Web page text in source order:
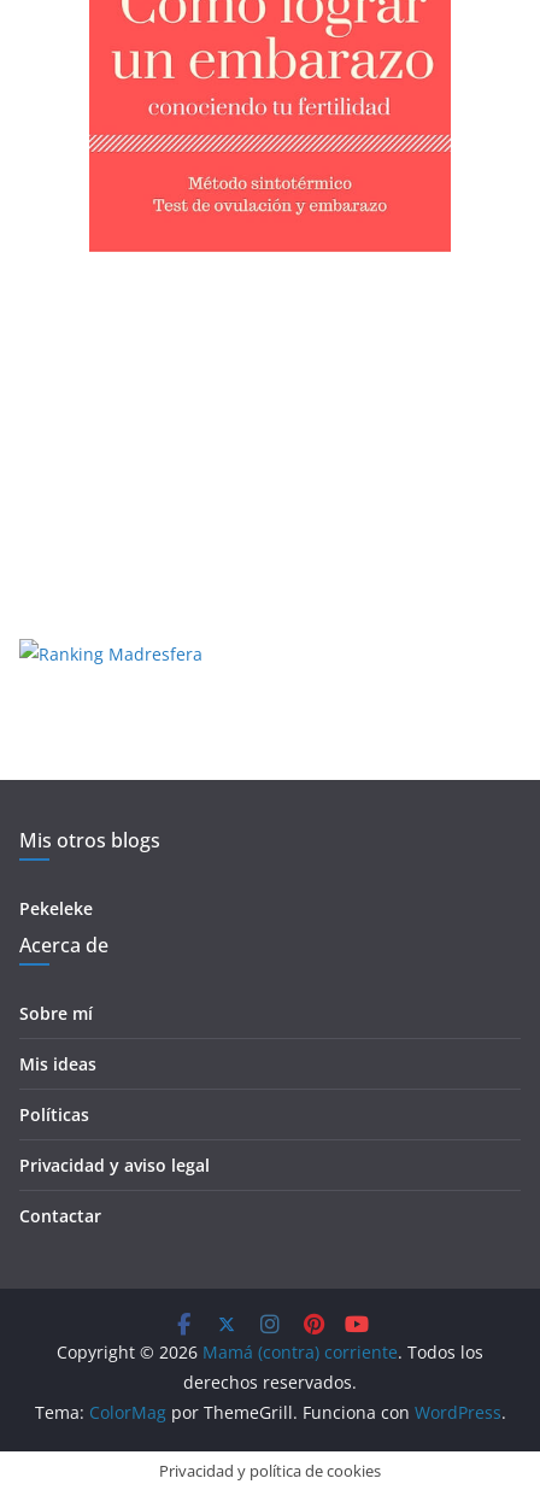
Mis otros blogs
Pekeleke
Acerca de
Sobre mí
Mis ideas
Políticas
Privacidad y aviso legal
Contactar
Copyright © 2026 Mamá (contra) corriente. Todos los
derechos reservados.
Tema: ColorMagpor ThemeGrill. Funciona con WordPress.
Privacidad y política de cookies